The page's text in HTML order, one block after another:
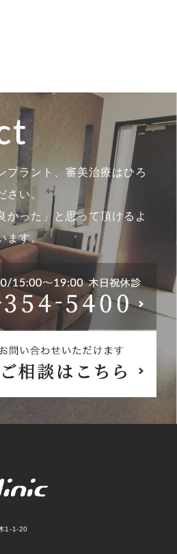
プラント、審美治療はひろ
さい。
かった」と思って頂けるよ
ます。
1-1-20